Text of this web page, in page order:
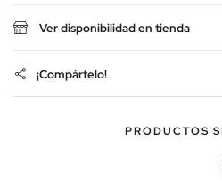
Ver disponibilidad en tienda
¡Compártelo!
PRODUCTOS